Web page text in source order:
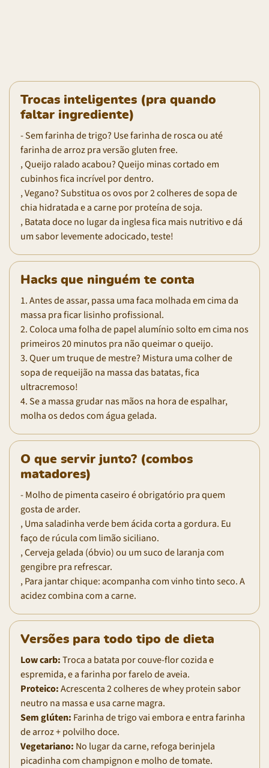
Trocas inteligentes (pra quando
faltar ingrediente)
- Sem farinha de trigo? Use farinha de rosca ou até
farinha de arroz pra versão gluten free.
, Queijo ralado acabou? Queijo minas cortado em
cubinhos fica incrível por dentro.
, Vegano? Substitua os ovos por 2 colheres de sopa de
chia hidratada e a carne por proteína de soja.
, Batata doce no lugar da inglesa fica mais nutritivo e dá
um sabor levemente adocicado, teste!
Hacks que ninguém te conta
1. Antes de assar, passa uma faca molhada em cima da
massa pra ficar lisinho profissional.
2. Coloca uma folha de papel alumínio solto em cima nos
primeiros 20 minutos pra não queimar o queijo.
3. Quer um truque de mestre? Mistura uma colher de
sopa de requeijão na massa das batatas, fica
ultracremoso!
4. Se a massa grudar nas mãos na hora de espalhar,
molha os dedos com água gelada.
O que servir junto? (combos
matadores)
- Molho de pimenta caseiro é obrigatório pra quem
gosta de arder.
, Uma saladinha verde bem ácida corta a gordura. Eu
faço de rúcula com limão siciliano.
, Cerveja gelada (óbvio) ou um suco de laranja com
gengibre pra refrescar.
, Para jantar chique: acompanha com vinho tinto seco. A
acidez combina com a carne.
Versões para todo tipo de dieta
Low carb:Troca a batata por couve-flor cozida e
espremida, e a farinha por farelo de aveia.
Proteico:Acrescenta 2 colheres de whey protein sabor
neutro na massa e usa carne magra.
Sem glúten: Farinha de trigo vai embora e entra farinha
de arroz + polvilho doce.
Vegetariano: No lugar da carne, refoga berinjela
picadinha com champignon e molho de tomate.